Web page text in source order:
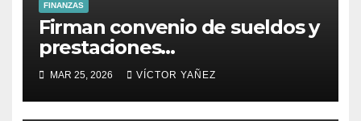
FINANZAS
Firman convenio de sueldos y
prestaciones
socioeconómicad 2026 en
Coatepec Harinas .
MAR 25, 2026 VÍCTOR YAÑEZ